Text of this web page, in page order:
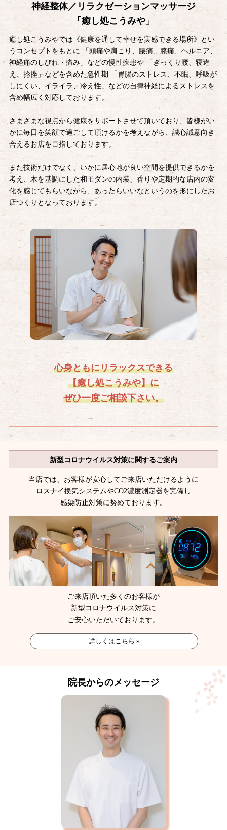
神経整体／リラクゼーションマッサージ
「癒し処こうみや」
癒し処こうみやでは《健康を通して幸せを実感できる場所》とい
うコンセプトをもとに
「頭痛や肩こり、腰痛、膝痛、ヘルニア、
神経痛のしびれ・痛み」などの慢性疾患や「ぎっくり腰、寝違
え、捻挫」などを含めた急性期 「胃腸のストレス、不眠、呼吸が
しにくい、イライラ、冷え性」などの自律神経によるストレスを
含め幅広く対応しております。
さまざまな視点から健康をサポートさせて頂いており、 皆様がい
かに毎日を笑顔で過ごして頂けるかを考えながら、 誠心誠意向き
合えるお店を目指しております。
また技術だけでなく、いかに居心地が良い空間を提供できるかを
考え、 木を基調にした和モダンの内装、香りや定期的な店内の変
化を感じてもらいながら、 あったらいいなというのを形にしたお
店つくりとなっております。
心身ともにリラックスできる
【癒し処こうみや】に
ぜひ一度ご相談下さい。
新型コロナウイルス対策に関するご案内
当店では、お客様が安心してご来店いただけるように
ロスナイ換気システムやCO2濃度測定器を完備し
感染防止対策に努めております。
ご来店頂いた多くのお客様が
新型コロナウイルス対策に
ご安心いただいております。
詳しくはこちら »
院長からのメッセージ